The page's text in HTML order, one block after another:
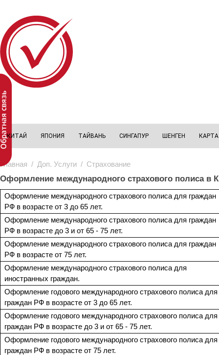
Перейти к основному содержанию
КИТАЙ ЯПОНИЯ ТАЙВАНЬ СИНГАПУР ШЕНГЕН
Главная / Доп. Услуги / Страхование
Оформление международного страхового полиса в
Оформление международного страхового полиса для граждан
РФ в возрасте от 3 до 65 лет.
Оформление международного страхового полиса для граждан
РФ в возрасте до 3 и от 65 - 75 лет.
Оформление международного страхового полиса для граждан
РФ в возрасте от 75 лет.
Оформление международного страхового полиса для
иностранных граждан.
Оформление годового международного страхового полиса для
граждан РФ в возрасте от 3 до 65 лет.
Оформление годового международного страхового полиса для
граждан РФ в возрасте до 3 и от 65 - 75 лет.
Оформление годового международного страхового полиса для
граждан РФ в возрасте от 75 лет.